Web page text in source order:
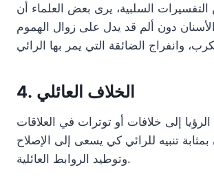
السلبية، يرى بعض العلماء أن
دون ألم قد يدل على زوال الهموم
4. الخلاف العائلي
إلى خلافات أو توترات في العلاقات
بمثابة تنبيه للرائي كي يسعى إلى الإصلاح
وتوطيد الروابط العائلية.